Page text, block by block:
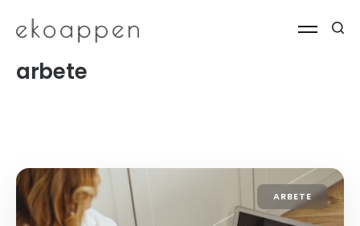
arbete
ARBETE